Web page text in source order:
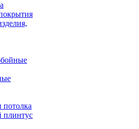
потолка
плинтус